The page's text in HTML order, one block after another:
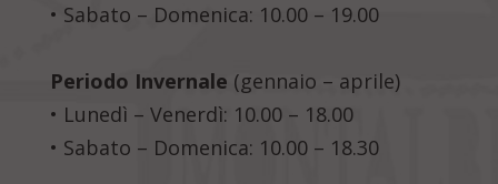
• Sabato – Domenica: 10.00 – 19.00
Periodo Invernale (gennaio – aprile)
• Lunedì – Venerdì: 10.00 – 18.00
• Sabato – Domenica: 10.00 – 18.30